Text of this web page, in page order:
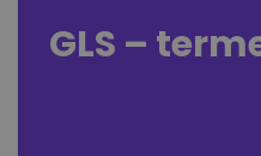
GLS –